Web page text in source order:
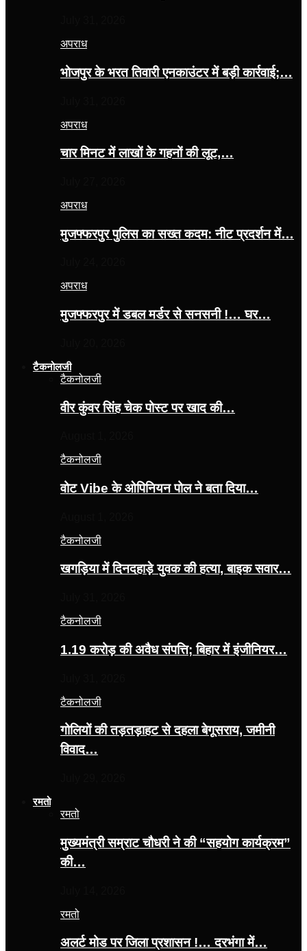
अपराध
भोजपुर के भरत तिवारी एनकाउंटर में बड़ी कार्रवाई;…
अपराध
चार मिनट में लाखों के गहनों की लूट,…
अपराध
मुजफ्फरपुर पुलिस का सख्त कदम: नीट प्रदर्शन में…
अपराध
मुजफ्फरपुर में डबल मर्डर से सनसनी !… घर…
टैकनोलजी
टैकनोलजी
वीर कुंवर सिंह चेक पोस्ट पर खाद की…
टैकनोलजी
वोट Vibe के ओपिनियन पोल ने बता दिया…
टैकनोलजी
खगड़िया में दिनदहाड़े युवक की हत्या, बाइक सवार…
टैकनोलजी
1.19 करोड़ की अवैध संपत्ति; बिहार में इंजीनियर…
टैकनोलजी
गोलियों की तड़तड़ाहट से दहला बेगूसराय, जमीनी
विवाद…
रमतो
रमतो
मुख्यमंत्री सम्राट चौधरी ने की “सहयोग कार्यक्रम”
की…
रमतो
अलर्ट मोड पर जिला प्रशासन !… दरभंगा में…